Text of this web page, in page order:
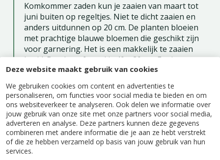
Deze website maakt gebruik van cookies
We gebruiken cookies om content en advertenties te
personaliseren, om functies voor social media te bieden en om
ons websiteverkeer te analyseren. Ook delen we informatie over
jouw gebruik van onze site met onze partners voor social media,
adverteren en analyse. Deze partners kunnen deze gegevens
combineren met andere informatie die je aan ze hebt verstrekt
of die ze hebben verzameld op basis van jouw gebruik van hun
services.
Komkommer zaden kun je zaaien van maart tot
juni buiten op regeltjes. Niet te dicht zaaien en
anders uitdunnen op 20 cm. De planten bloeien
met prachtige blauwe bloemen die geschikt zijn
voor garnering. Het is een makkelijk te zaaien
kruid. De plantafstand is 40 x 20 cm. Er zitten ca.
50 zaden per gram in een zakje.
Zaaien binnen: maart - juni
Zaaien buiten: maart - augustus
Oogsten: juni - oktober
Eénjarig
Inhoud: ca. 2 gram